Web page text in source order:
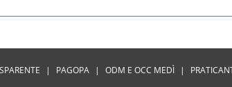
| PAGOPA | ODM E OCC MEDÌ |